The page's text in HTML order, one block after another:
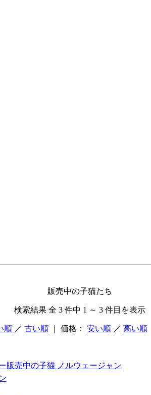
販売中の子猫たち
検索結果 全 3 件中 1 ～ 3 件目を表示
順 ／ 古い順 ｜ 価格： 安い順 ／ 高い順